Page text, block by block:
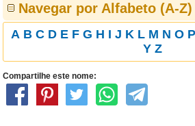
Navegar por Alfabeto (A-Z)
A B C D E F G H I J K L M N O P
Y Z
Compartilhe este nome: